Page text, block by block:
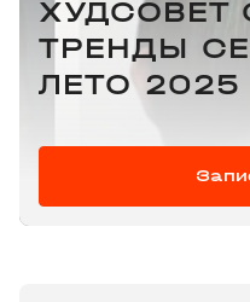
ХУДСОВЕТ
ТРЕНДЫ
ЛЕТО 2025